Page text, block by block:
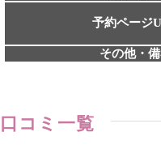
予約ページ
その他・
口コミ一覧